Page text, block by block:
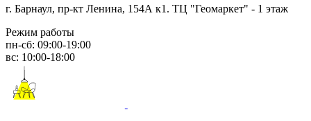
г. Барнаул, пр-кт Ленина, 154А к1. ТЦ "Геомаркет" - 1 этаж
Режим работы
пн-сб: 09:00-19:00
вс: 10:00-18:00